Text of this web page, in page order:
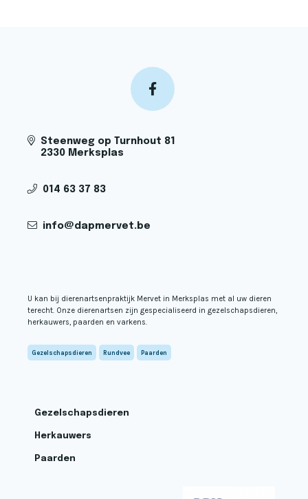
U kan bij dierenartsenpraktijk Mervet in Merksplas met al uw dieren
terecht. Onze dierenartsen zijn gespecialiseerd in gezelschapsdieren,
herkauwers, paarden en varkens.
Gezelschapsdieren Rundvee Paarden
Gezelschapsdieren
Herkauwers
Paarden
Steenweg op Turnhout 81
2330 Merksplas
014 63 37 83
info@dapmervet.be